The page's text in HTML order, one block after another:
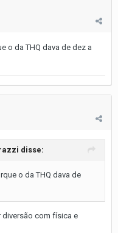
o da THQ dava de dez a
disse:
o da THQ dava de
diversão com física e